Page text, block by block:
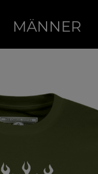
MÄNNER